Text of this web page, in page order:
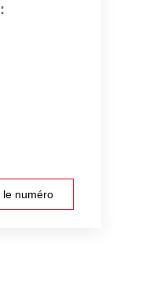
le numéro